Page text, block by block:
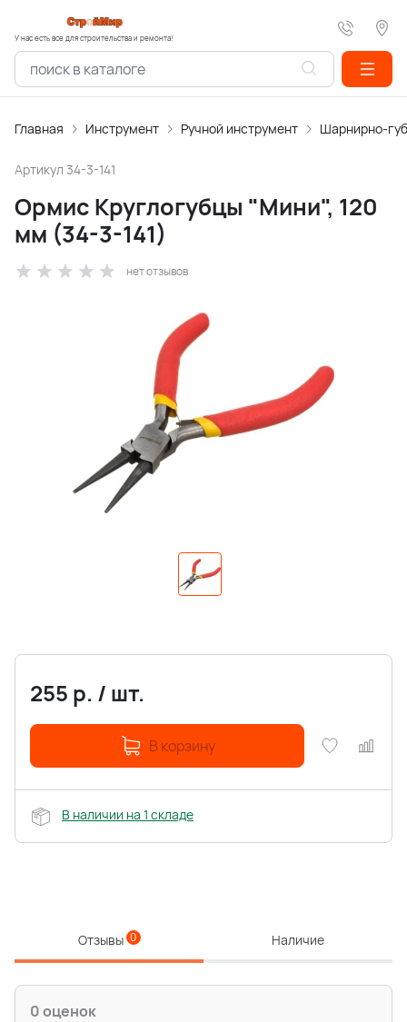
У нас есть все для строительства и ремонта!
Главная Инструмент Ручной инструмент Шарнирно-
Артикул 34-3-141
Ормис Круглогубцы "Мини", 120
мм (34-3-141)
нет отзывов
255 р. / шт.
В корзину
В наличии на 1 складе
Отзывы 0 Наличие
0 оценок